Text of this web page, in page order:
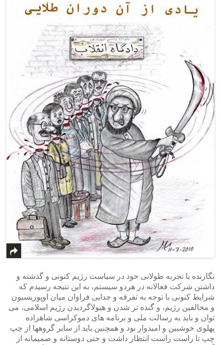
نگارنده با تجربه طولانی خود در سیاست رژیم کنونی و گذشته و
داشتن شرکت فعالانه در هردو سیستم، به این نتیجه رسیدم که
شرایط کنونی با توجه به تفرقه و جدایی فراوان میان اوپوزیسیون
و مخالفین رژیم، و گنده تر شدن و هیولاگردیدن رژیم اسلامی، می
توان و باید به رسالت ملی و برنامه های دموکراسی شاهزاده
پهلوی خوشبین و امیدوار بود و همچنین باید از سایر گروهها از چپ
چپ تا راست راست انتظار داشت و حتی دوستانه و صمیمانه از
>